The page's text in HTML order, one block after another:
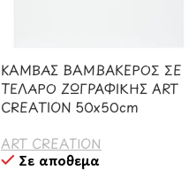
ΚΑΜΒΑΣ ΒΑΜΒΑΚΕΡΟΣ ΣΕ
ΤΕΛΑΡΟ ΖΩΓΡΑΦΙΚΗΣ ART
CREATION 50x50cm
ART CREATION
Σε απόθεμα